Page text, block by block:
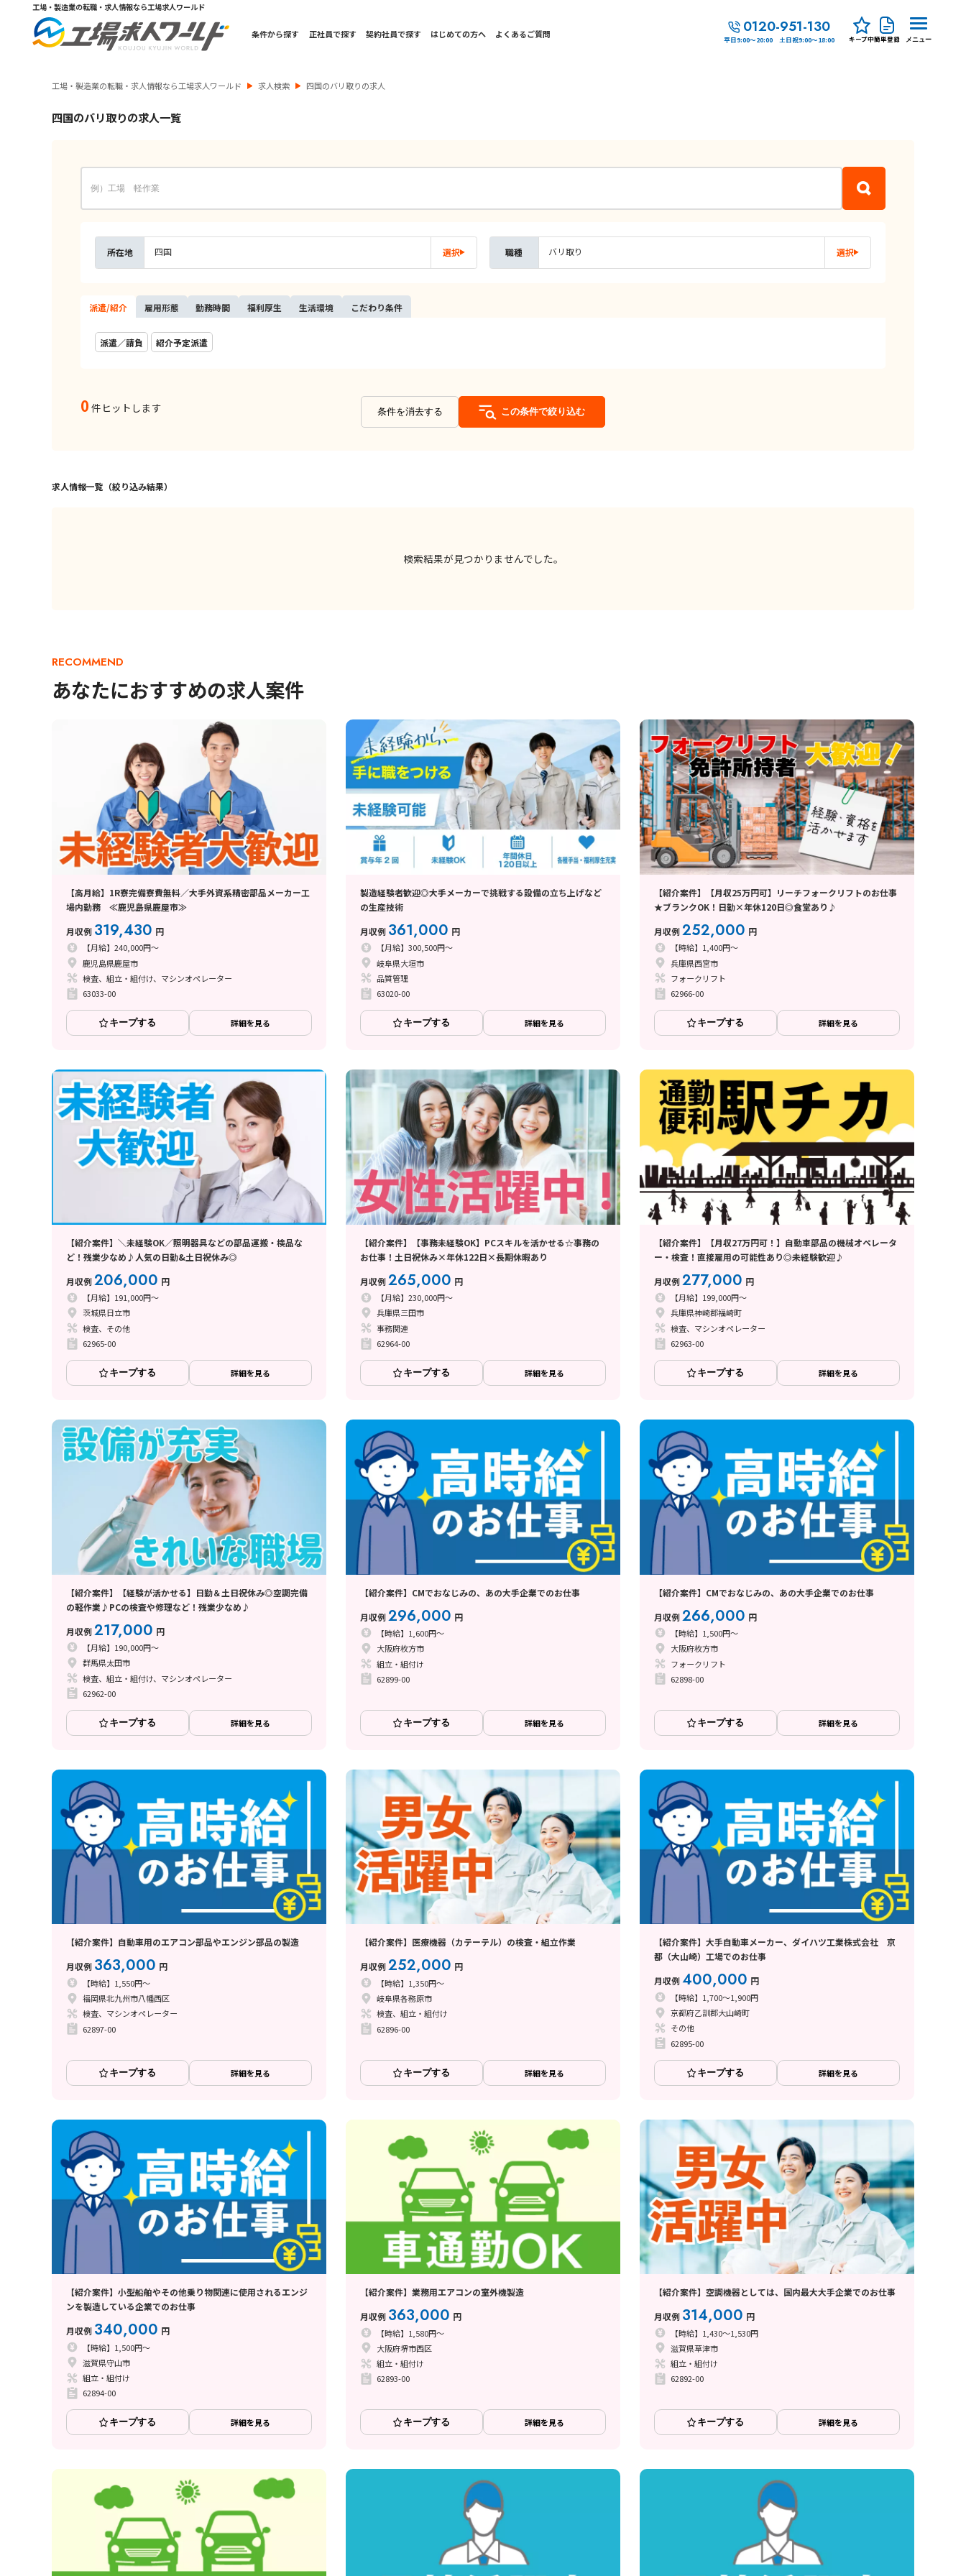
工場・製造業の転職・求人情報なら工場求人ワールド
条件から探す 正社員で探す 契約社員で探す はじめての方へ よくあるご質問 0120-951-130
平日9:00～20:00 土日祝9:00～18:00 キープ中簡単登録 メニュー
工場・製造業の転職・求人情報なら工場求人ワールド 求人検索 四国のバリ取りの求人
四国のバリ取りの求人一覧
所在地 四国 選択 職種 バリ取り 選択
派遣/紹介 雇用形態 勤務時間 福利厚生 生活環境 こだわり条件
派遣／請負 紹介予定派遣
0 件ヒットします 条件を消去する この条件で絞り込む
求人情報一覧（絞り込み結果）
検索結果が見つかりませんでした。
RECOMMEND
あなたにおすすめの求人案件
【高月給】1R寮完備寮費無料／大手外資系精密部品メーカー工
場内勤務 ≪鹿児島県鹿屋市≫
月収例 319,430 円
【月給】240,000円～
鹿児島県鹿屋市
検査、組立・組付け、マシンオペレーター
63033-00
キープする 詳細を見る
製造経験者歓迎◎大手メーカーで挑戦する設備の立ち上げなど
の生産技術
月収例 361,000 円
【月給】300,500円～
岐阜県大垣市
品質管理
63020-00
キープする 詳細を見る
【紹介案件】【月収25万円可】リーチフォークリフトのお仕事
★ブランクOK！日勤×年休120日◎食堂あり♪
月収例252,000 円
【時給】1,400円～
兵庫県西宮市
フォークリフト
62966-00
キープする 詳細を見る
【紹介案件】＼未経験OK／照明器具などの部品運搬・検品な
ど！残業少なめ♪人気の日勤&土日祝休み◎
月収例206,000 円
【月給】191,000円～
茨城県日立市
検査、その他
62965-00
キープする 詳細を見る
【紹介案件】【事務未経験OK】PCスキルを活かせる☆事務の
お仕事！土日祝休み×年休122日×長期休暇あり
月収例265,000 円
【月給】230,000円～
兵庫県三田市
事務関連
62964-00
キープする 詳細を見る
【紹介案件】【月収27万円可！】自動車部品の機械オペレータ
ー・検査！直接雇用の可能性あり◎未経験歓迎♪
月収例277,000 円
【月給】199,000円～
兵庫県神崎郡福崎町
検査、マシンオペレーター
62963-00
キープする 詳細を見る
【紹介案件】【経験が活かせる】日勤＆土日祝休み◎空調完備
の軽作業♪PCの検査や修理など！残業少なめ♪
月収例217,000 円
【月給】190,000円～
群馬県太田市
検査、組立・組付け、マシンオペレーター
62962-00
キープする 詳細を見る
【紹介案件】CMでおなじみの、あの大手企業でのお仕事
月収例296,000 円
【時給】1,600円～
大阪府枚方市
組立・組付け
62899-00
キープする 詳細を見る
【紹介案件】CMでおなじみの、あの大手企業でのお仕事
月収例266,000 円
【時給】1,500円～
大阪府枚方市
フォークリフト
62898-00
キープする 詳細を見る
【紹介案件】自動車用のエアコン部品やエンジン部品の製造
月収例 363,000 円
【時給】1,550円～
福岡県北九州市八幡西区
検査、マシンオペレーター
62897-00
キープする 詳細を見る
【紹介案件】医療機器（カテーテル）の検査・組立作業
月収例252,000 円
【時給】1,350円～
岐阜県各務原市
検査、組立・組付け
62896-00
キープする 詳細を見る
【紹介案件】大手自動車メーカー、ダイハツ工業株式会社 京
都（大山崎）工場でのお仕事
月収例 400,000 円
【時給】1,700～1,900円
京都府乙訓郡大山崎町
その他
62895-00
キープする 詳細を見る
【紹介案件】小型船舶やその他乗り物関連に使用されるエンジ
ンを製造している企業でのお仕事
月収例 340,000 円
【時給】1,500円～
滋賀県守山市
組立・組付け
62894-00
キープする 詳細を見る
【紹介案件】業務用エアコンの室外機製造
月収例 363,000 円
【時給】1,580円～
大阪府堺市西区
組立・組付け
62893-00
キープする 詳細を見る
【紹介案件】空調機器としては、国内最大大手企業でのお仕事
月収例 314,000 円
【時給】1,430～1,530円
滋賀県草津市
組立・組付け
62892-00
キープする 詳細を見る